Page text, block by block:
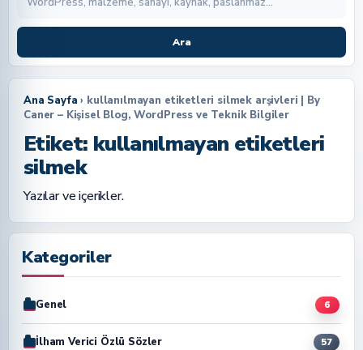
Ara
Ana Sayfa › kullanılmayan etiketleri silmek arşivleri | By
Caner – Kişisel Blog, WordPress ve Teknik Bilgiler
Etiket: kullanılmayan etiketleri
silmek
Yazılar ve içerikler.
Kategoriler
Genel 6
İlham Verici Özlü Sözler 57